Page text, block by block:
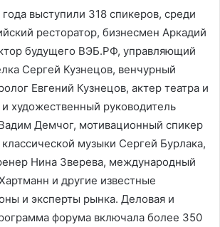
выступили 318 спикеров, среди
ресторатор, бизнесмен Аркадий
будущего ВЭБ.РФ, управляющий
Сергей Кузнецов, венчурный
Евгений Кузнецов, актер театра и
и художественный руководитель
Демчог, мотивационный спикер
классической музыки Сергей Бурлака,
Нина Зверева, международный
и другие известные
и эксперты рынка. Деловая и
форума включала более 350